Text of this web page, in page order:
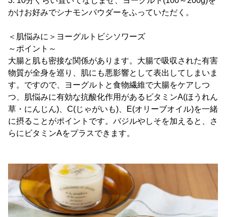
かけお好みでシナモンパウダーをふっていただく。
＜肌悩みに＞ヨーグルトビシソワーズ
～ポイント～
大腸と肌も密接な関係があります。大腸で吸収された有害
物質が全身を巡り、肌にも悪影響として表出してしまいま
す。ですので、ヨーグルトと食物繊維で大腸をケアしつ
つ、肌悩みに有効な抗酸化作用があるビタミンA(ほうれん
草・にんじん)、C(じゃがいも)、E(オリーブオイル)を一緒
に摂ることがポイントです。バジルやしそを加えると、さ
らにビタミンAをプラスできます。